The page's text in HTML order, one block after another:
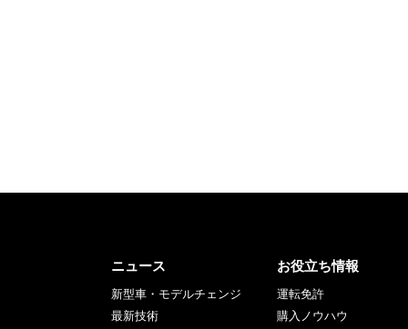
ニュース
新型車・モデルチェンジ
最新技術
お役立ち情報
運転免許
購入ノウハウ